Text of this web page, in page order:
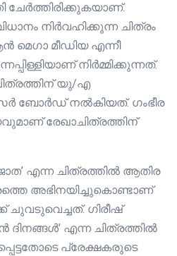
ചേർത്തിരിക്കുകയാണ്.
നിർവഹിക്കുന്ന ചിത്രം
മെഗാ മീഡിയ എന്നീ
നിർമ്മിക്കുന്നത്.
യു/എ
ബോർഡ് നൽകിയത്. ഗംഭീര
രേഖാചിത്രത്തിന്
എന്ന ചിത്രത്തിൽ ആതിര
അഭിനയിച്ചുകൊണ്ടാണ്
ചുവടുവെച്ചത്. ​ഗിരീഷ്
ദിനങ്ങൾ’ എന്ന ചിത്രത്തിൽ
പ്രേക്ഷകരുടെ